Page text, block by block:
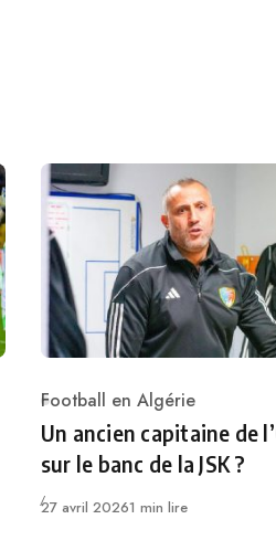
Category
Football en Algérie
Un ancien capitaine de
sur le banc de la JSK ?
Publié
27 avril 20261 min lire